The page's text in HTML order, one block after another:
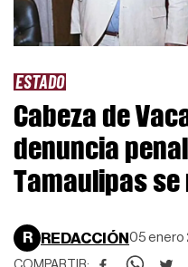
ESTADO
Cabeza de
denuncia
Tamaulipas
R REDACCIÓN 05 enero